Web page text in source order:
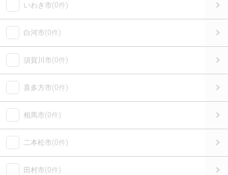
いわき市(0件)
白河市(0件)
須賀川市(0件)
喜多方市(0件)
相馬市(0件)
二本松市(0件)
田村市(0件)